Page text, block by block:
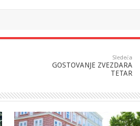
Sledeća
GOSTOVANJE ZVEZDARA
TETAR